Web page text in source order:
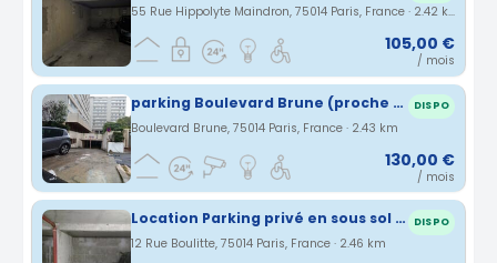
55 Rue Hippolyte Maindron, 75014 Paris, France · 2.42 km
105,00 €
/ mois
parking Boulevard Brune (proche TRAM T3, arrêt DIDOT) DISPO
Boulevard Brune, 75014 Paris, France · 2.43 km
130,00 €
/ mois
Location Parking privé en sous sol PARIS 14 DISPO
12 Rue Boulitte, 75014 Paris, France · 2.46 km